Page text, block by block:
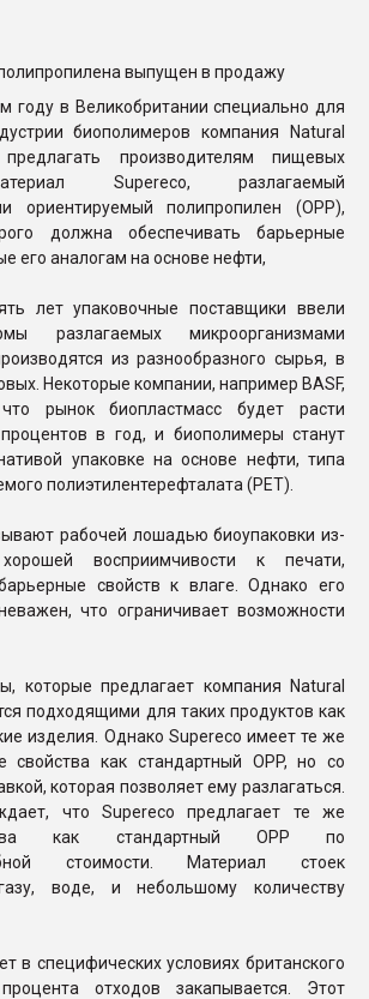
ПЕРЕЙТИ НА
году в Великобритании специально для
биополимеров компания Natural
производителям пищевых
Supereco, разлагаемый
ориентируемый полипропилен (OPP),
должна обеспечивать барьерные
его аналогам на основе нефти,
лет упаковочные поставщики ввели
разлагаемых микроорганизмами
из разнообразного сырья, в
Некоторые компании, например BASF,
рынок биопластмасс будет расти
в год, и биополимеры станут
упаковке на основе нефти, типа
полиэтилентерефталата (PET).
рабочей лошадью биоупаковки из-
восприимчивости к печати,
свойств к влаге. Однако его
что ограничивает возможности
которые предлагает компания Natural
подходящими для таких продуктов как
изделия. Однако Supereco имеет те же
свойства как стандартный OPP, но со
которая позволяет ему разлагаться.
что Supereco предлагает те же
как стандартный OPP по
стоимости. Материал стоек
воде, и небольшому количеству
в специфических условиях британского
отходов закапывается. Этот